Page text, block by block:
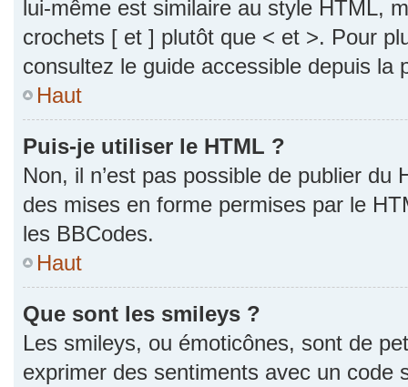
lui-même est similaire au style HTML,
crochets [ et ] plutôt que < et >. Pour
consultez le guide accessible depuis la
Haut
Puis-je utiliser le HTML ?
Non, il n’est pas possible de publier
des mises en forme permises par le
les BBCodes.
Haut
Que sont les smileys ?
Les smileys, ou émoticônes, sont de
exprimer des sentiments avec un code